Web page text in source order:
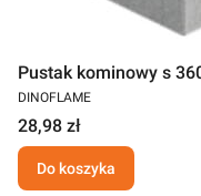
Pustak kominowy s
DINOFLAME
28,98 zł
Do koszyka